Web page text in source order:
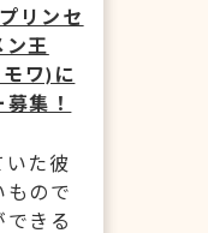
リンセ
王
ワ)に
集！
いた彼
もので
できる